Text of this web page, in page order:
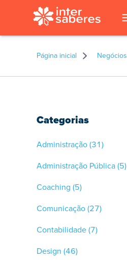
Página inicial Negócios
Categorias
Administração(31)
Administração Pública(5)
Coaching (5)
Comunicação(27)
Contabilidade(7)
Design (46)